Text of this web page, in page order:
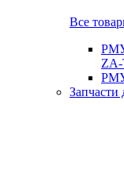
Все
ZA-
Запчасти